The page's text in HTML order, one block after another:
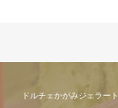
ドルチェかがみジェラート